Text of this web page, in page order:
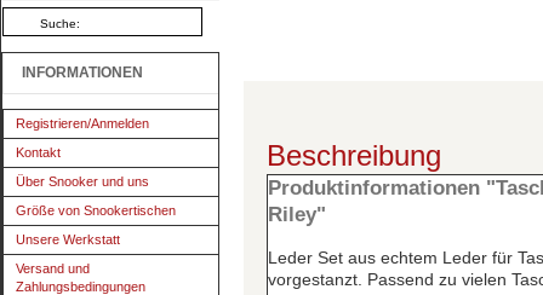
INFORMATIONEN
Registrieren/Anmelden
Kontakt
Über Snooker und uns
Größe von Snookertischen
Unsere Werkstatt
Versand und
Zahlungsbedingungen
Beschreibung
Produktinformationen
Riley"
Leder Set aus echtem Leder für
vorgestanzt. Passend zu vielen